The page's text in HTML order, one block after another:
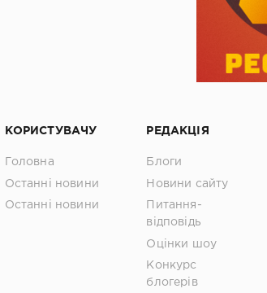
КОРИСТУВАЧУ
Головна
Останні новини
Останні новини
РЕДАКЦІЯ
Блоги
Новини сайту
Питання-
відповідь
Оцінки шоу
Конкурс
блогерів